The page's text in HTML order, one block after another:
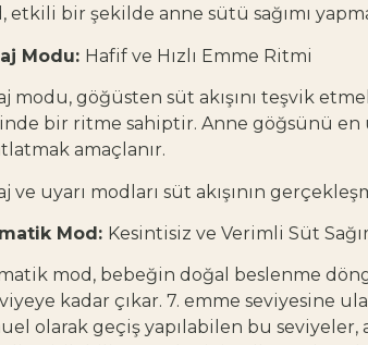
etkili bir şekilde anne sütü sağımı
Modu: Hafif ve Hızlı Emme Ritmi
modu, göğüsten süt akışını teşvik
bir ritme sahiptir. Anne göğsünü en
amaçlanır.
ve uyarı modları süt akışının
Mod: Kesintisiz ve Verimli Süt
mod, bebeğin doğal beslenme
kadar çıkar. 7. emme seviyesine
olarak geçiş yapılabilen bu seviyeler,